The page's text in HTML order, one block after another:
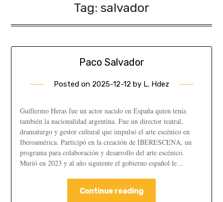
Tag: salvador
Paco Salvador
Posted on 2025-12-12 by L. Hdez
Guillermo Heras fue un actor nacido en España quien tenía
también la nacionalidad argentina. Fue un director teatral,
dramaturgo y gestor cultural que impulsó el arte escénico en
Iberoamérica. Participó en la creación de IBERESCENA, un
programa para colaboración y desarrollo del arte escénico.
Murió en 2023 y al año siguiente el gobierno español le…
Continue reading